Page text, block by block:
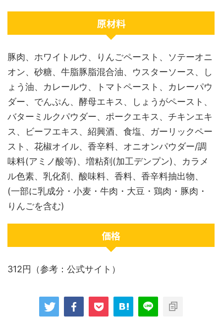
原材料
豚肉、ホワイトルウ、りんごペースト、ソテーオニ
オン、砂糖、牛脂豚脂混合油、ウスターソース、し
ょう油、カレールウ、トマトペースト、カレーパウ
ダー、でんぷん、酵母エキス、しょうがペースト、
バターミルクパウダー、ポークエキス、チキンエキ
ス、ビーフエキス、紹興酒、食塩、ガーリックペー
スト、花椒オイル、香辛料、オニオンパウダー/調
味料(アミノ酸等)、増粘剤(加工デンプン)、カラメ
ル色素、乳化剤、酸味料、香料、香辛料抽出物、
(一部に乳成分・小麦・牛肉・大豆・鶏肉・豚肉・
りんごを含む)
価格
312円（参考：公式サイト）